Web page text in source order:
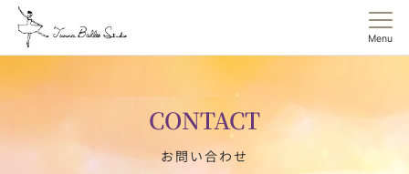
Menu
CONTACT
お問い合わせ